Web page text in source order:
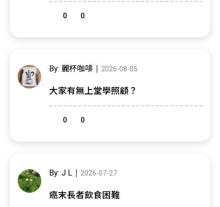
0 0
By: 麗杯咖啡 2026-08-05
大家有無上堂學照顧？
0 0
By: J L 2026-07-27
癌末長者飲食困難